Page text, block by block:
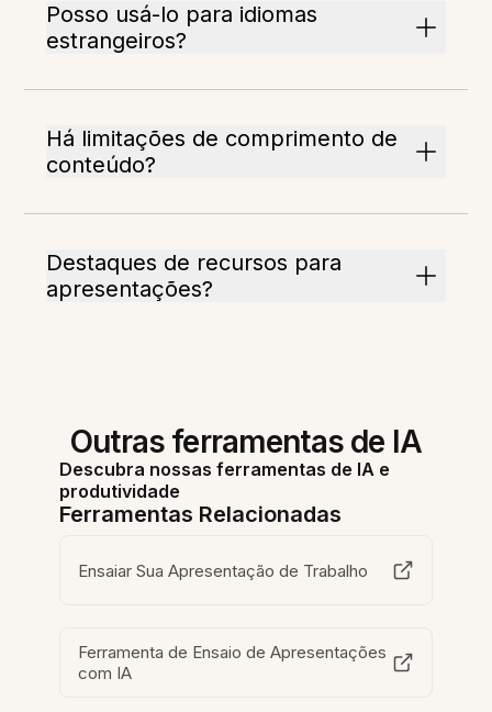
Posso usá-lo para idiomas
estrangeiros?
Há limitações de comprimento de
conteúdo?
Destaques de recursos para
apresentações?
Outras ferramentas de IA
Descubra nossas ferramentas de IA e
produtividade
Ferramentas Relacionadas
Ensaiar Sua Apresentação de Trabalho
Ferramenta de Ensaio de Apresentações
com IA